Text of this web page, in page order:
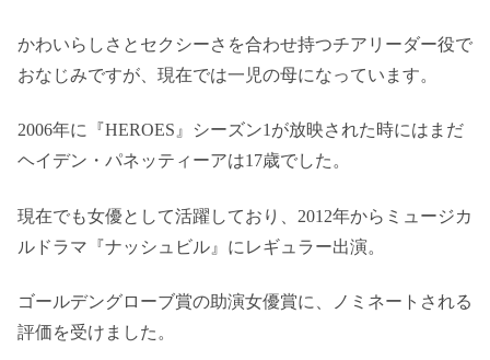
かわいらしさとセクシーさを合わせ持つチアリーダー役で
おなじみですが、現在では一児の母になっています。
2006年に『HEROES』シーズン1が放映された時にはまだ
ヘイデン・パネッティーアは17歳でした。
現在でも女優として活躍しており、2012年からミュージカ
ルドラマ『ナッシュビル』にレギュラー出演。
ゴールデングローブ賞の助演女優賞に、ノミネートされる
評価を受けました。